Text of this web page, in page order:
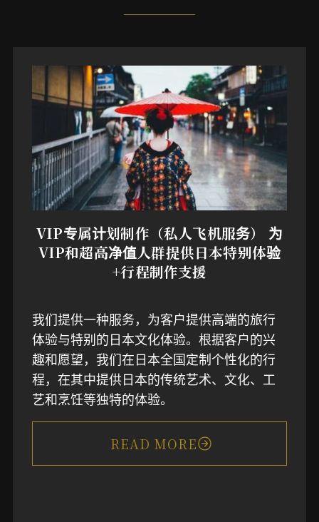
VIP专属计划制作（私人飞机服务） 为
VIP和超高净值人群提供日本特别体验
+行程制作支援
我们提供一种服务，为客户提供高端的旅行
体验与特别的日本文化体验。根据客户的兴
趣和愿望，我们在日本全国定制个性化的行
程，在其中提供日本的传统艺术、文化、工
艺和烹饪等独特的体验。
READ MORE